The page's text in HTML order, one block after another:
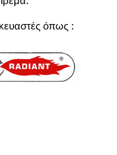
όπως :